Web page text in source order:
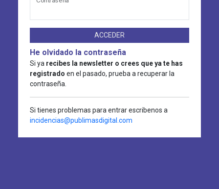
ACCEDER
He olvidado la contraseña
Si ya recibes la newsletter o crees que ya te has
registrado en el pasado, prueba a recuperar la
contraseña.
Si tienes problemas para entrar escribenos a
incidencias@publimasdigital.com